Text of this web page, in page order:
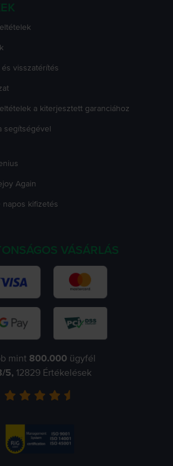
visszatérítés
a kiterjesztett garanciához
segítségével
Again
napos kifizetés
VÁSÁRLÁS
mint 800.000 ügyfél
/5, 12829 Értékelések